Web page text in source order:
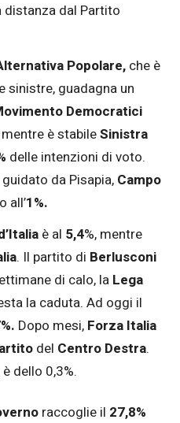
distanza dal Partito
Popolare,che è
sinistre, guadagna un
Democratici
mentre è stabileSinistra
delle intenzioni di voto.
da Pisapia, Campo
all’1%.
è al 5,4%, mentre
. Il partito di Berlusconi
di calo, la Lega
la caduta. Ad oggi il
Dopo mesi, Forza Italia
del Centro Destra.
dello 0,3%.
raccoglie il 27,8%